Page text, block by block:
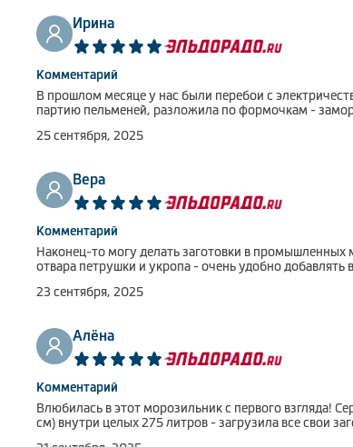
Ирина
Комментарий
В прошлом месяце у нас были перебои с
партию пельменей, разложила по формочкам -
25 сентября, 2025
Вера
Комментарий
Наконец-то могу делать заготовки в
отвара петрушки и укропа - очень удобно
23 сентября, 2025
Алёна
Комментарий
Влюбилась в этот морозильник с первого взгляда!
см) внутри целых 275 литров - загрузила все свои